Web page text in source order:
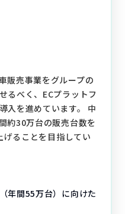
販売事業をグループの
るべく、ECプラットフ
入を進めています。 中
約30万台の販売台数を
ることを目指してい
年間55万台）に向けた